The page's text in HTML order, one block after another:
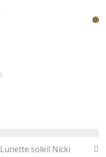
0
Lunette soleil Nicki